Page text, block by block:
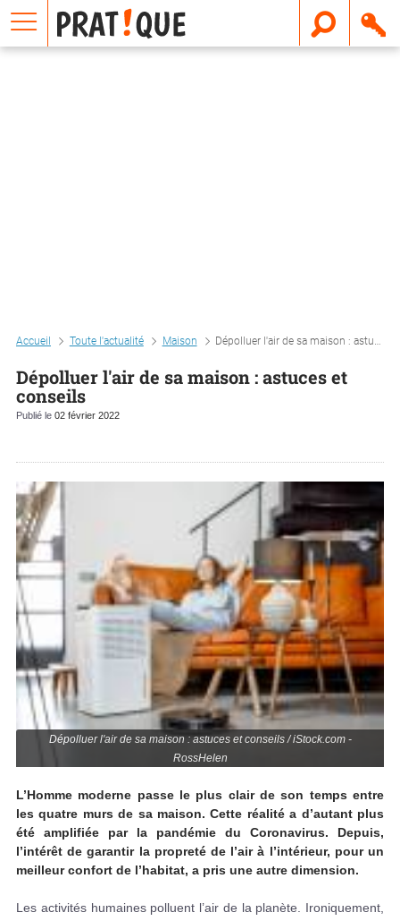
Accueil Toute l'actualité Maison Dépolluer l'air de sa maison : astuces et conseils
Dépolluer l'air de sa maison : astuces et
conseils
Publié le 02 février 2022
Dépolluer l'air de sa maison : astuces et conseils / iStock.com -
RossHelen
L’Homme moderne passe le plus clair de son temps entre
les quatre murs de sa maison. Cette réalité a d’autant plus
été amplifiée par la pandémie du Coronavirus. Depuis,
l’intérêt de garantir la propreté de l’air à l’intérieur, pour un
meilleur confort de l’habitat, a pris une autre dimension.
Les activités humaines polluent l’air de la planète. Ironiquement,
E
m
a